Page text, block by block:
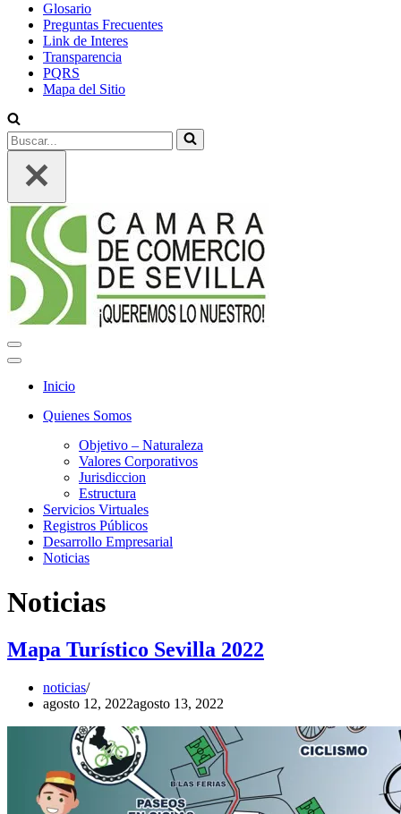
Glosario
Preguntas Frecuentes
Link de Interes
Transparencia
PQRS
Mapa del Sitio
Buscar...
Menú
de
Menú
navegación
Inicio
Quienes Somos
Objetivo – Naturaleza
Valores Corporativos
Jurisdiccion
Estructura
Servicios Virtuales
Registros Públicos
Desarrollo Empresarial
Noticias
Noticias
Mapa Turístico Sevilla 2022
noticias
agosto 12, 2022agosto 13, 2022